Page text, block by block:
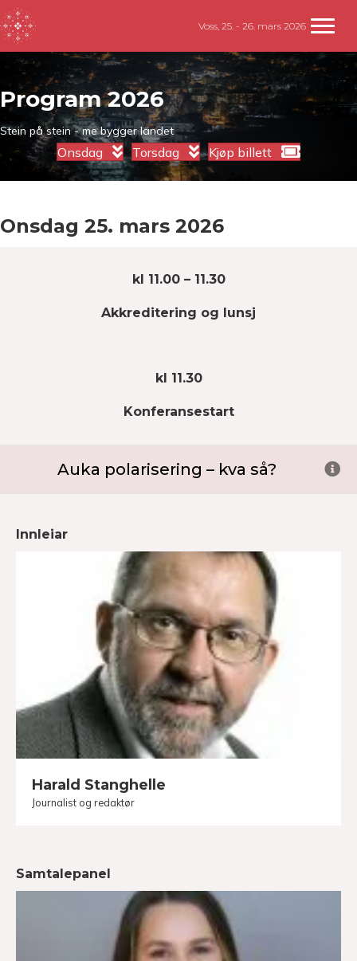
Voss, 25. - 26. mars 2026
Program 2026
Stein på stein - me bygger landet
Onsdag Torsdag Kjøp billett
Onsdag 25. mars 2026
kl 11.00 – 11.30
Akkreditering og lunsj
kl 11.30
Konferansestart
Auka polarisering – kva så?
Innleiar
Harald Stanghelle
Journalist og redaktør
Samtalepanel